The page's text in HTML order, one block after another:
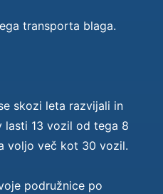
transporta blaga.
skozi leta razvijali in
lasti 13 vozil od tega 8
voljo več kot 30 vozil.
podružnice po